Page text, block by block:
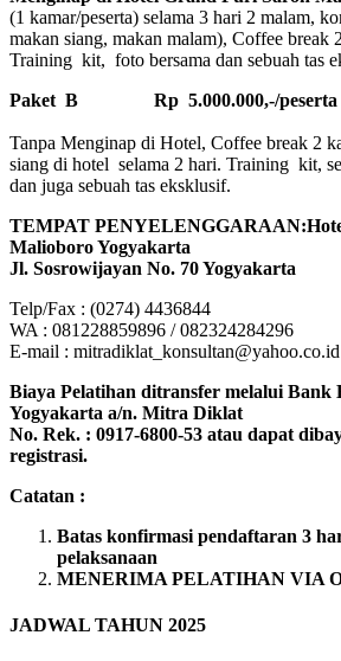
(1 kamar/peserta) selama 3 hari 2 malam,
makan siang, makan malam), Coffee break
Training kit, foto bersama dan sebuah tas
Paket B
Rp 5.000.000,-/peserta
Tanpa Menginap di Hotel, Coffee break 2
siang di hotel selama 2 hari. Training kit,
dan juga sebuah tas eksklusif.
TEMPAT
Malioboro Yogyakarta
Jl. Sosrowijayan No. 70 Yogyakarta
Telp/Fax : (0274) 4436844
WA : 081228859896 / 082324284296
E-mail : mitradiklat_konsultan@yahoo.co.id
Biaya Pelatihan ditransfer melalui Bank
Yogyakarta a/n. Mitra Diklat
No. Rek. : 0917-6800-53 atau dapat
registrasi.
Catatan :
Batas konfirmasi pendaftaran 3
pelaksanaan
MENERIMA PELATIHAN VIA
JADWAL TAHUN 2025